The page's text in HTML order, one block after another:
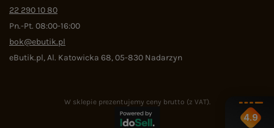
22 290 10 80
Pn.-Pt. 08:00-16:00
bok@ebutik.pl
eButik.pl,Al. Katowicka 68,05-830 Nadarzyn
W sklepie prezentujemy ceny brutto (z VAT).
4.9